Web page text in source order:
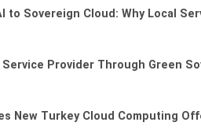
to Sovereign Cloud: Why Local
Service Provider Through Green
New Turkey Cloud Computing